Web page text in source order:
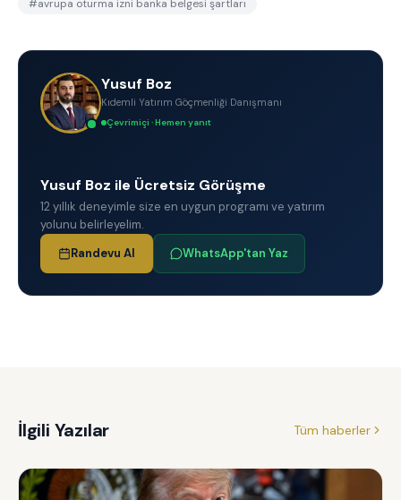
#avrupa oturma izni banka belgesi şartları
Yusuf Boz
Kıdemli Yatırım Göçmenliği Danışmanı
Çevrimiçi · Hemen yanıt
Yusuf Boz ile Ücretsiz Görüşme
12 yıllık deneyimle size en uygun programı ve yatırım
yolunu belirleyelim.
Randevu Al
WhatsApp'tan Yaz
İlgili Yazılar Tüm haberler